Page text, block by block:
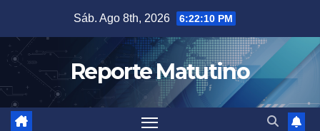
contenido
Sáb. Ago 8th, 2026 6:22:12 PM
Reporte Matutino